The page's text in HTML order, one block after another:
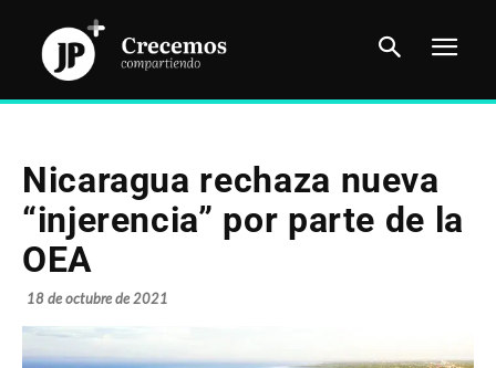
Nicaragua rechaza nueva
“injerencia” por parte de la
OEA
18 de octubre de 2021